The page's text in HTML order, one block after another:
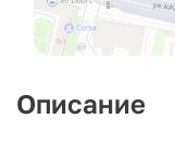
Описание